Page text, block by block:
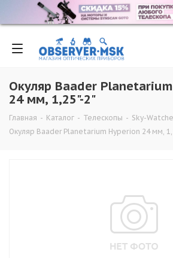
Окуляр Baader
24 мм, 1,25"-2"
Главная - Каталог - Телескопы - Sky-
Окуляр Baader Planetarium Hyperion 24 мм,